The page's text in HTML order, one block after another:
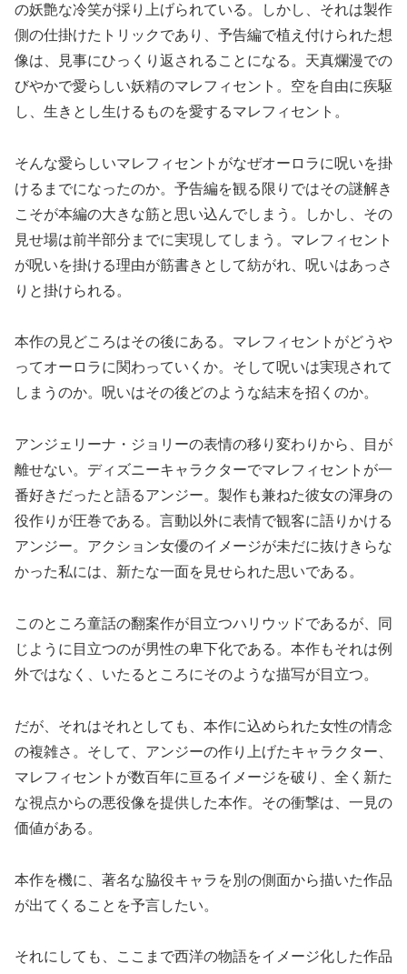
の妖艶な冷笑が採り上げられている。しかし、それは製作
側の仕掛けたトリックであり、予告編で植え付けられた想
像は、見事にひっくり返されることになる。天真爛漫での
びやかで愛らしい妖精のマレフィセント。空を自由に疾駆
し、生きとし生けるものを愛するマレフィセント。
そんな愛らしいマレフィセントがなぜオーロラに呪いを掛
けるまでになったのか。予告編を観る限りではその謎解き
こそが本編の大きな筋と思い込んでしまう。しかし、その
見せ場は前半部分までに実現してしまう。マレフィセント
が呪いを掛ける理由が筋書きとして紡がれ、呪いはあっさ
りと掛けられる。
本作の見どころはその後にある。マレフィセントがどうや
ってオーロラに関わっていくか。そして呪いは実現されて
しまうのか。呪いはその後どのような結末を招くのか。
アンジェリーナ・ジョリーの表情の移り変わりから、目が
離せない。ディズニーキャラクターでマレフィセントが一
番好きだったと語るアンジー。製作も兼ねた彼女の渾身の
役作りが圧巻である。言動以外に表情で観客に語りかける
アンジー。アクション女優のイメージが未だに抜けきらな
かった私には、新たな一面を見せられた思いである。
このところ童話の翻案作が目立つハリウッドであるが、同
じように目立つのが男性の卑下化である。本作もそれは例
外ではなく、いたるところにそのような描写が目立つ。
だが、それはそれとしても、本作に込められた女性の情念
の複雑さ。そして、アンジーの作り上げたキャラクター、
マレフィセントが数百年に亘るイメージを破り、全く新た
な視点からの悪役像を提供した本作。その衝撃は、一見の
価値がある。
本作を機に、著名な脇役キャラを別の側面から描いた作品
が出てくることを予言したい。
それにしても、ここまで西洋の物語をイメージ化した作品